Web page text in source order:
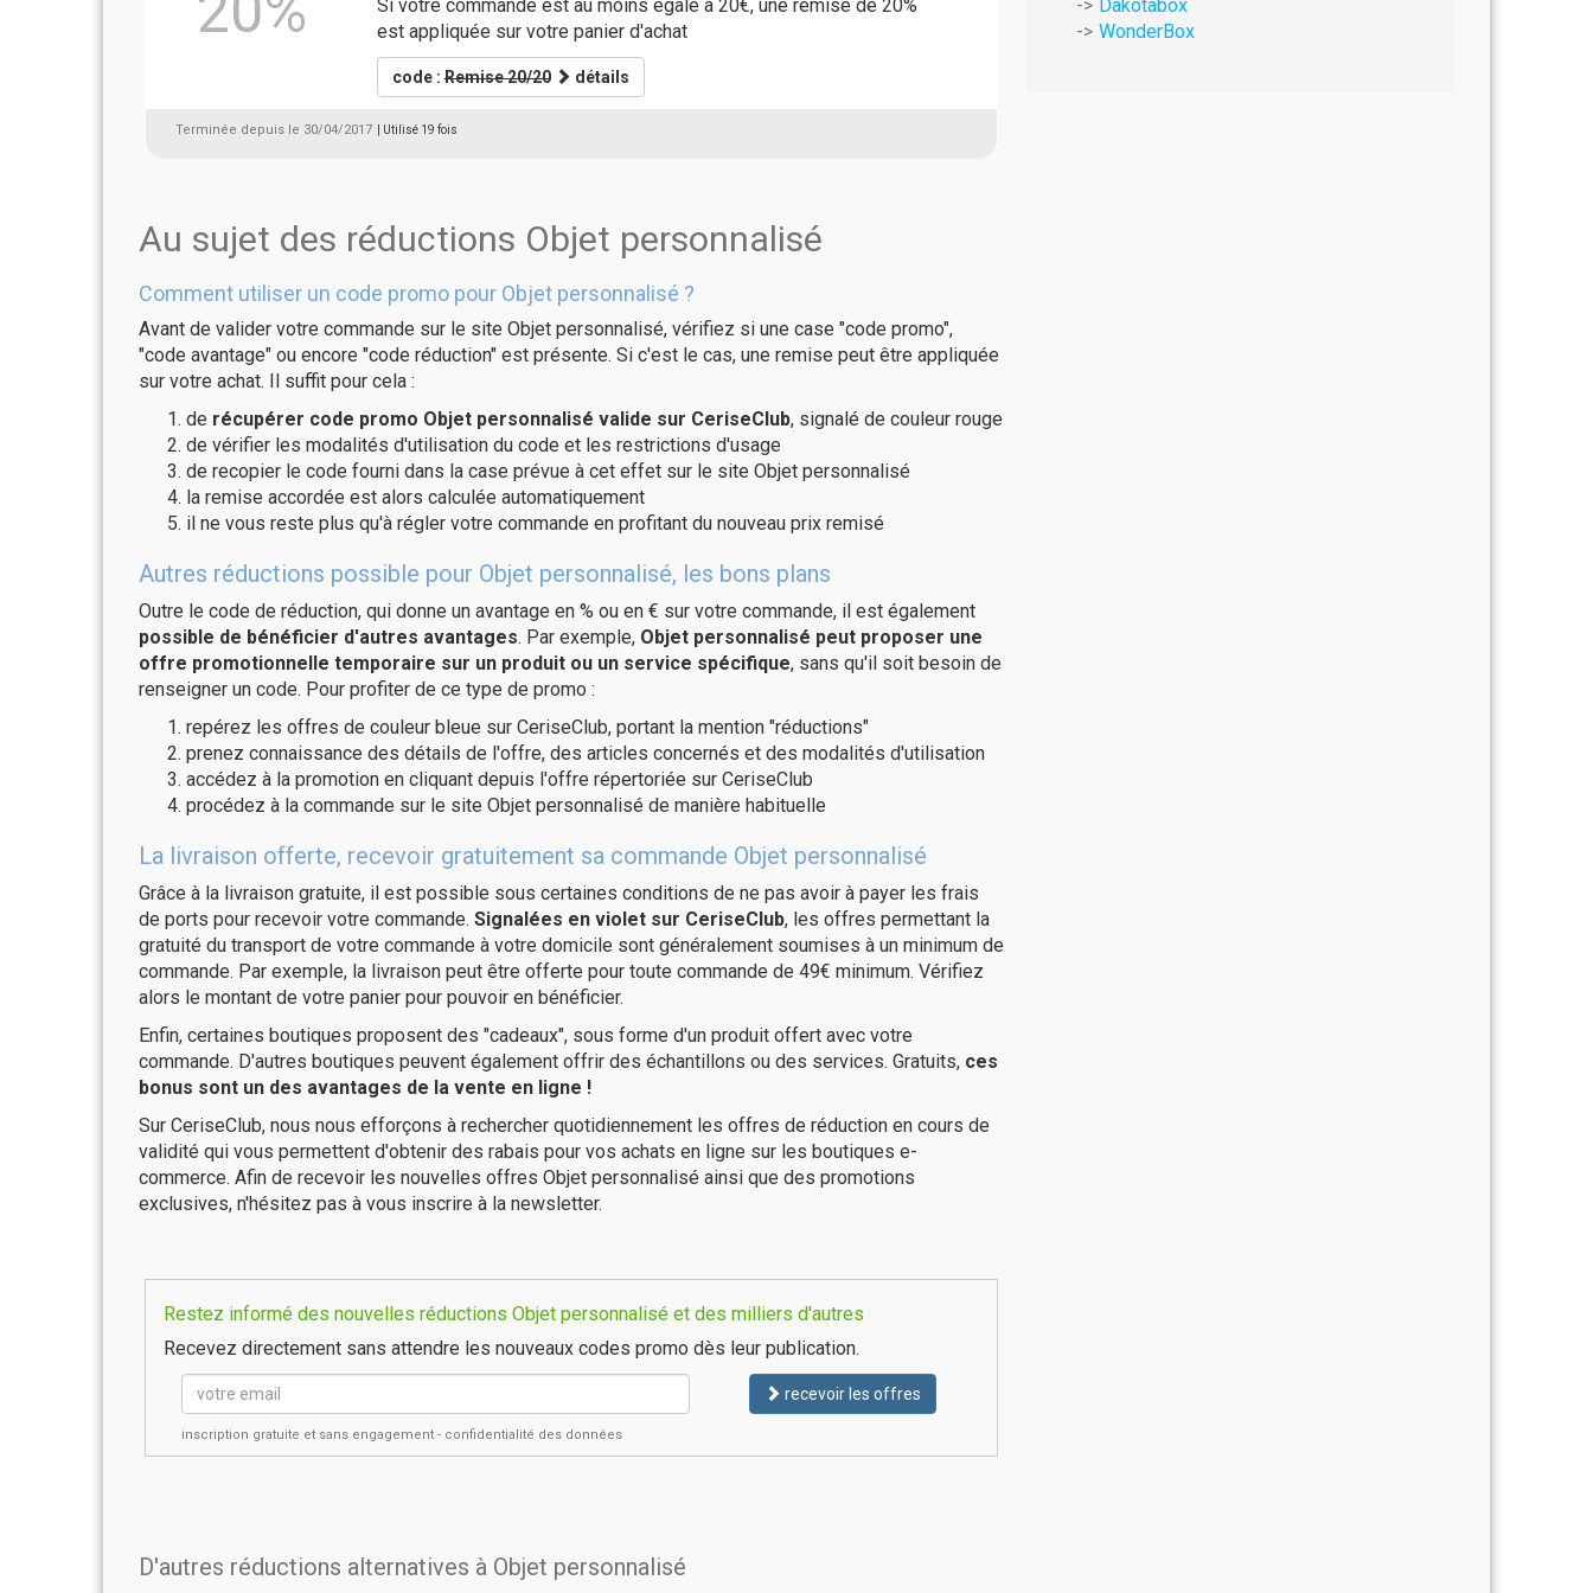
Si votre commande est au moins égale à 20€, une remise de 20%
est appliquée sur votre panier d'achat
code :Remise 20/20 détails
Terminée depuis le 30/04/2017 | Utilisé 19 fois
Au sujet des réductions Objet personnalisé
Comment utiliser un code promo pour Objet personnalisé ?
Avant de valider votre commande sur le site Objet personnalisé, vérifiez si une case "code promo",
"code avantage" ou encore "code réduction" est présente. Si c'est le cas, une remise peut être appliquée
sur votre achat. Il suffit pour cela :
de récupérer code promo Objet personnalisé valide sur CeriseClub, signalé de couleur rouge
de vérifier les modalités d'utilisation du code et les restrictions d'usage
de recopier le code fourni dans la case prévue à cet effet sur le site Objet personnalisé
la remise accordée est alors calculée automatiquement
il ne vous reste plus qu'à régler votre commande en profitant du nouveau prix remisé
Autres réductions possible pour Objet personnalisé, les bons plans
Outre le code de réduction, qui donne un avantage en % ou en € sur votre commande, il est également
possible de bénéficier d'autres avantages. Par exemple, Objet personnalisé peut proposer une
offre promotionnelle temporaire sur un produit ou un service spécifique, sans qu'il soit besoin de
renseigner un code. Pour profiter de ce type de promo :
repérez les offres de couleur bleue sur CeriseClub, portant la mention "réductions"
prenez connaissance des détails de l'offre, des articles concernés et des modalités d'utilisation
accédez à la promotion en cliquant depuis l'offre répertoriée sur CeriseClub
procédez à la commande sur le site Objet personnalisé de manière habituelle
La livraison offerte, recevoir gratuitement sa commande Objet personnalisé
Grâce à la livraison gratuite, il est possible sous certaines conditions de ne pas avoir à payer les frais
de ports pour recevoir votre commande. Signalées en violet sur CeriseClub, les offres permettant la
gratuité du transport de votre commande à votre domicile sont généralement soumises à un minimum de
commande. Par exemple, la livraison peut être offerte pour toute commande de 49€ minimum. Vérifiez
alors le montant de votre panier pour pouvoir en bénéficier.
Enfin, certaines boutiques proposent des "cadeaux", sous forme d'un produit offert avec votre
commande. D'autres boutiques peuvent également offrir des échantillons ou des services. Gratuits, ces
bonus sont un des avantages de la vente en ligne !
Sur CeriseClub, nous nous efforçons à rechercher quotidiennement les offres de réduction en cours de
validité qui vous permettent d'obtenir des rabais pour vos achats en ligne sur les boutiques e-
commerce. Afin de recevoir les nouvelles offres Objet personnalisé ainsi que des promotions
exclusives, n'hésitez pas à vous inscrire à la newsletter.
Restez informé des nouvelles réductions Objet personnalisé et des milliers d'autres
Recevez directement sans attendre les nouveaux codes promo dès leur publication.
recevoir les offres
inscription gratuite et sans engagement - confidentialité des données
D'autres réductions alternatives à Objet personnalisé
Dakotabox
WonderBox